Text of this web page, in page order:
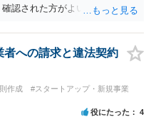
認された方がよいと思われま
るものと存じます。 通常は、
弁護士が誤字脱字等を確認 Ⅲ
りますので、どこかの段階で
性が高い案件では提出時に裁
うことはありますので、その
ます。 ②証拠である薬品名を
への請求と違法契約
作成
#スタートアップ・新規事業
役にたった 4